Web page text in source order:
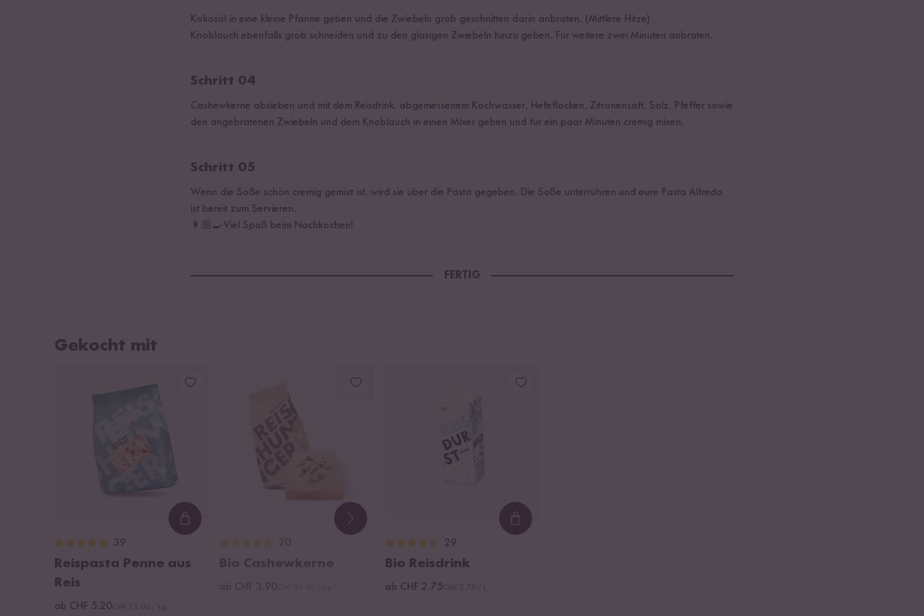
Kokosöl in eine kleine Pfanne geben und die Zwiebeln grob geschnitten darin anbraten. (Mittlere Hitze)
Knoblauch ebenfalls grob schneiden und zu den glasigen Zwiebeln hinzu geben. Für weitere zwei Minuten anbraten.
Schritt 04
Cashewkerne absieben und mit dem Reisdrink, abgemessenem Kochwasser, Hefeflocken, Zitronensaft, Salz, Pfeffer sowie
den angebratenen Zwiebeln und dem Knoblauch in einen Mixer geben und für ein paar Minuten cremig mixen.
Schritt 05
Wenn die Soße schön cremig gemixt ist, wird sie über die Pasta gegeben. Die Soße unterrühren und eure Pasta Alfredo
ist bereit zum Servieren.
👩🏼‍🍳Viel Spaß beim Nachkochen!
FERTIG
Gekocht mit
Loading...
39
Reispasta Penne aus
Reis
ab CHF 5.20
Loading...
29
Bio Reisdrink
ab CHF 2.75